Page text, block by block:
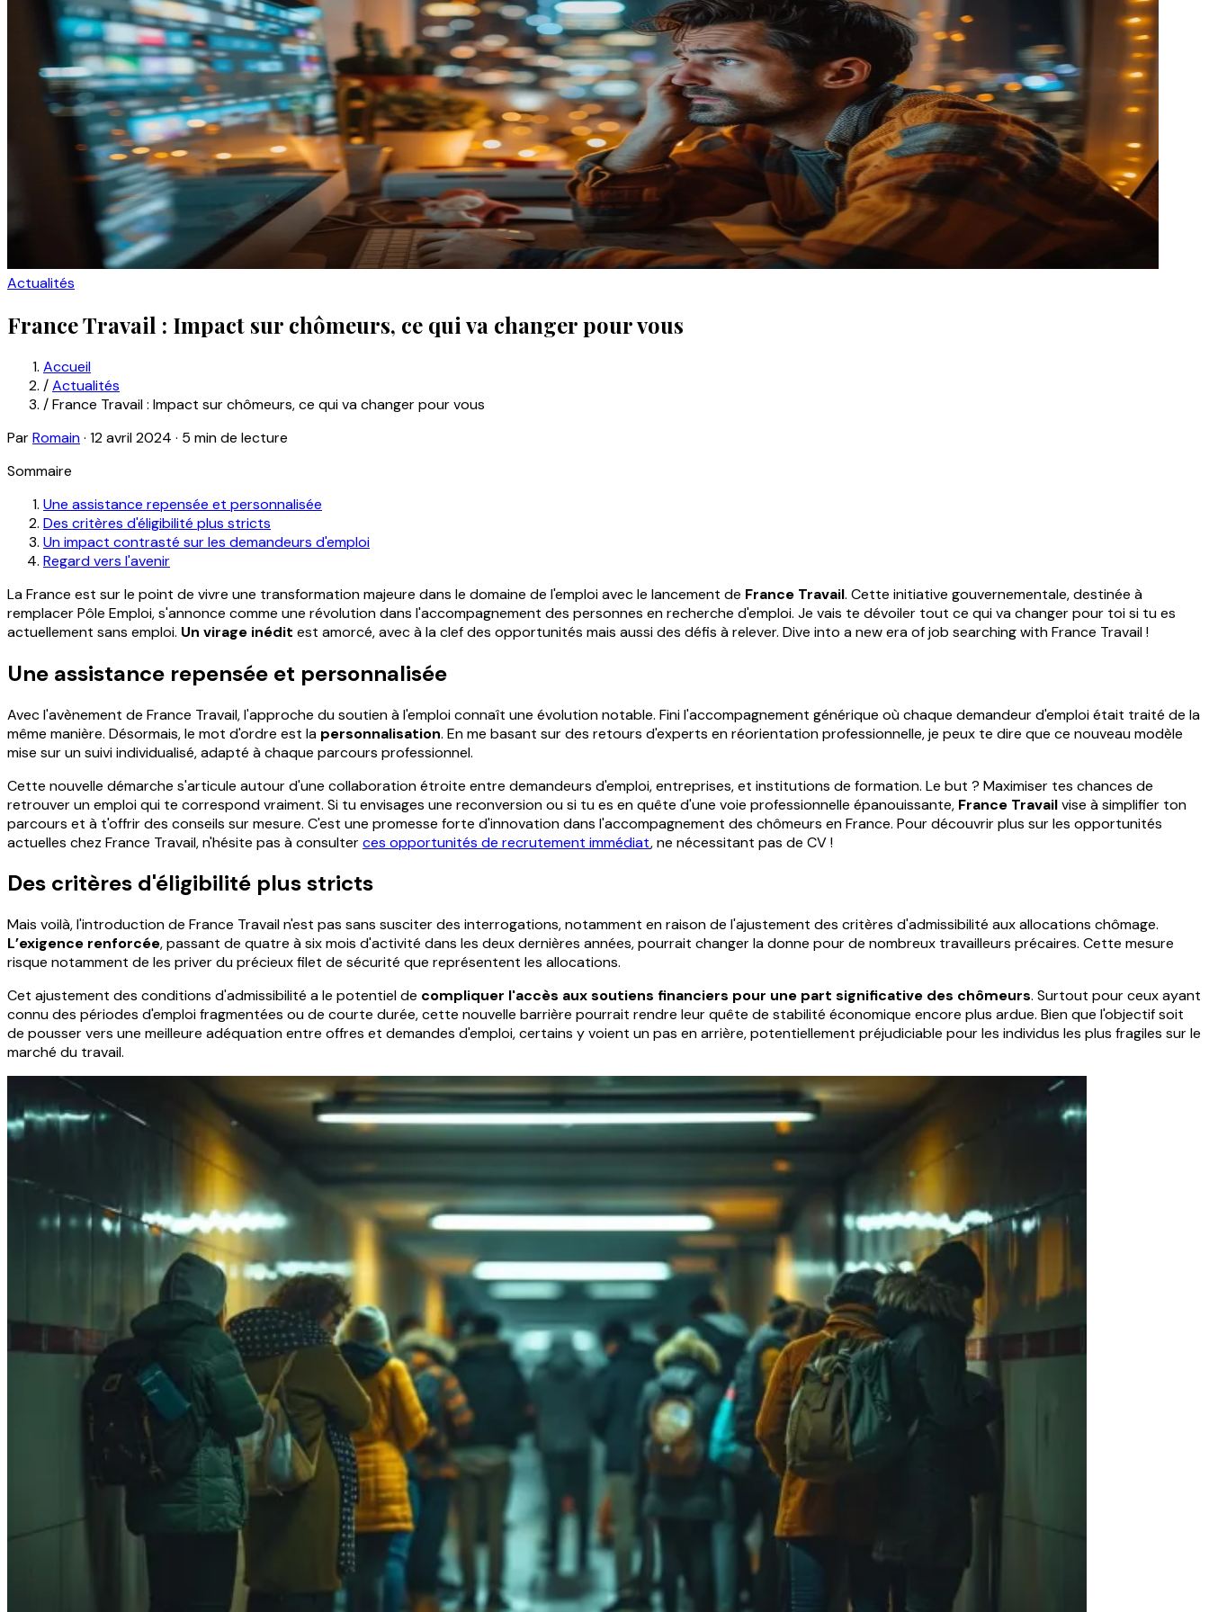
Actualités
France Travail : Impact sur chômeurs, ce qui va changer pour vous
Accueil
/Actualités
/France Travail : Impact sur chômeurs, ce qui va changer pour vous
ParRomain· 12 avril 2024 · 5 min de lecture
Sommaire
Une assistance repensée et personnalisée
Des critères d'éligibilité plus stricts
Un impact contrasté sur les demandeurs d'emploi
Regard vers l'avenir
La France est sur le point de vivre une transformation majeure dans le domaine de l'emploi avec le lancement de France Travail. Cette initiative gouvernementale, destinée à
remplacer Pôle Emploi, s'annonce comme une révolution dans l'accompagnement des personnes en recherche d'emploi. Je vais te dévoiler tout ce qui va changer pour toi si tu es
actuellement sans emploi. Un virage inédit est amorcé, avec à la clef des opportunités mais aussi des défis à relever. Dive into a new era of job searching with France Travail !
Une assistance repensée et personnalisée
Avec l'avènement de France Travail, l'approche du soutien à l'emploi connaît une évolution notable. Fini l'accompagnement générique où chaque demandeur d'emploi était traité de la
même manière. Désormais, le mot d'ordre est la personnalisation. En me basant sur des retours d'experts en réorientation professionnelle, je peux te dire que ce nouveau modèle
mise sur un suivi individualisé, adapté à chaque parcours professionnel.
Cette nouvelle démarche s'articule autour d'une collaboration étroite entre demandeurs d'emploi, entreprises, et institutions de formation. Le but ? Maximiser tes chances de
retrouver un emploi qui te correspond vraiment. Si tu envisages une reconversion ou si tu es en quête d'une voie professionnelle épanouissante, France Travailvise à simplifier ton
parcours et à t'offrir des conseils sur mesure. C'est une promesse forte d'innovation dans l'accompagnement des chômeurs en France. Pour découvrir plus sur les opportunités
actuelles chez France Travail, n'hésite pas à consulterces opportunités de recrutement immédiat, ne nécessitant pas de CV !
Des critères d'éligibilité plus stricts
Mais voilà, l'introduction de France Travail n'est pas sans susciter des interrogations, notamment en raison de l'ajustement des critères d'admissibilité aux allocations chômage.
L’exigence renforcée, passant de quatre à six mois d'activité dans les deux dernières années, pourrait changer la donne pour de nombreux travailleurs précaires. Cette mesure
risque notamment de les priver du précieux filet de sécurité que représentent les allocations.
Cet ajustement des conditions d'admissibilité a le potentiel de compliquer l'accès aux soutiens financiers pour une part significative des chômeurs. Surtout pour ceux ayant
connu des périodes d'emploi fragmentées ou de courte durée, cette nouvelle barrière pourrait rendre leur quête de stabilité économique encore plus ardue. Bien que l'objectif soit
de pousser vers une meilleure adéquation entre offres et demandes d'emploi, certains y voient un pas en arrière, potentiellement préjudiciable pour les individus les plus fragiles sur le
marché du travail.